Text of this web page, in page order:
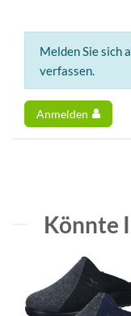
Melden Sie sich
verfassen.
Anmelden
Könnte